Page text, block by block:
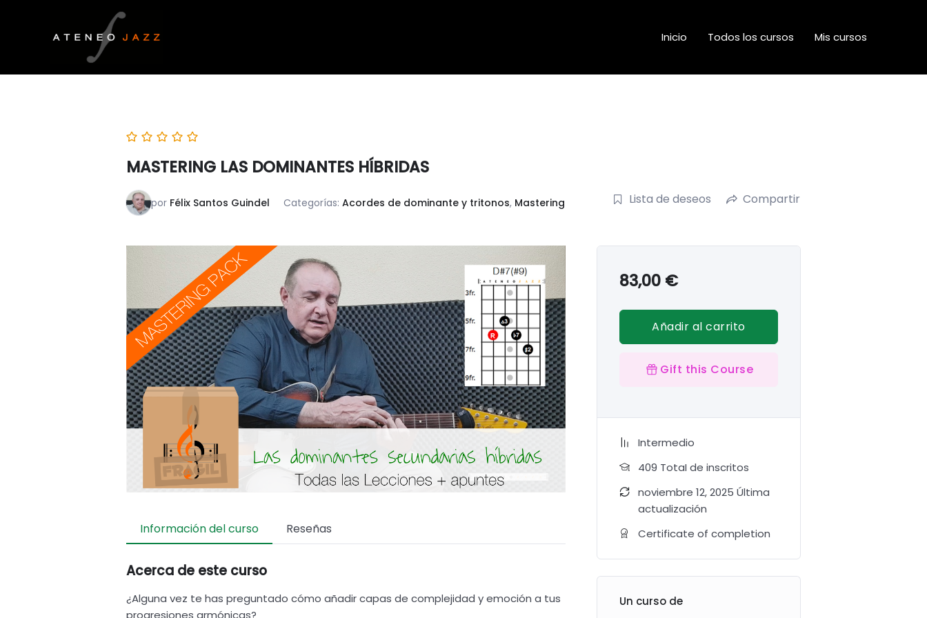
Inicio Todos los cursos Mis cursos
MASTERING LAS DOMINANTES HÍBRIDAS
por Félix Santos Guindel Categorías:Acordes de dominante y tritonos, Mastering Lista de deseos Compartir
Información del curso Reseñas
Acerca de este curso
¿Alguna vez te has preguntado cómo añadir capas de complejidad y emoción a tus
progresiones armónicas?
83,00 €
Añadir al carrito
Gift this Course
Intermedio
409 TotaI de inscritos
noviembre 12, 2025 Última
actualización
Certificate of completion
Un curso de